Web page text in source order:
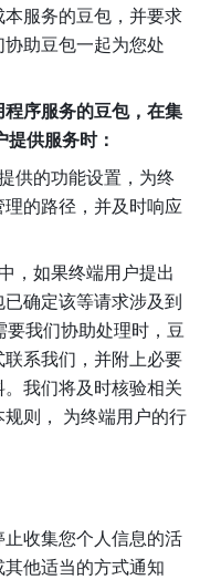
服务的豆包，并要求
助豆包一起为您处
序服务的豆包，在集
供服务时：
供的功能设置，为终
的路径，并及时响应
，如果终端用户提出
确定该等请求涉及到
我们协助处理时，豆
系我们，并附上必要
我们将及时核验相关
则， 为终端用户的行
收集您个人信息的活
他适当的方式通知